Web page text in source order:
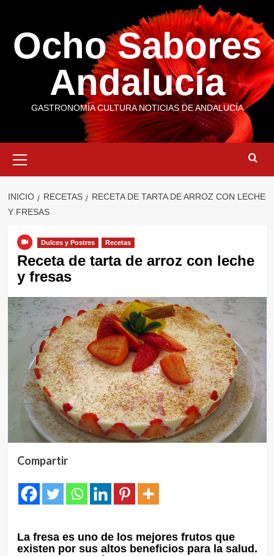
contenido
Ocho Sabores
Andalucía
GASTRONOMÍA CULTURA NOTICIAS DE ANDALUCÍA
primario
INICIO RECETAS
RECETA DE TARTA DE ARROZ CON LECHE
Y FRESAS
Dulces y Postres Recetas
Receta de tarta de arroz con leche
y fresas
Compartir
La fresa es uno de los mejores frutos que
existen por sus altos beneficios para la salud.